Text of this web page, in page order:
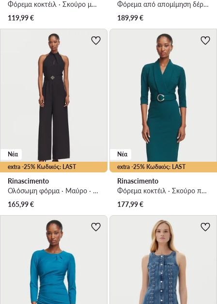
Φόρεμα κοκτέιλ · Σκούρο μπλε · Midi
119,99€
Φόρεμα από απομίμηση δέρματος · Μπορντό · Midi
189,99€
extra -25% Κωδικός: LAST
Νέα
Rinascimento
Ολόσωμη φόρμα · Μαύρο · Μακρύ
165,99€
extra -25% Κωδικός: LAST
Νέα
Rinascimento
Φόρεμα κοκτέιλ · Σκούρο πράσινο · Midi
177,99€